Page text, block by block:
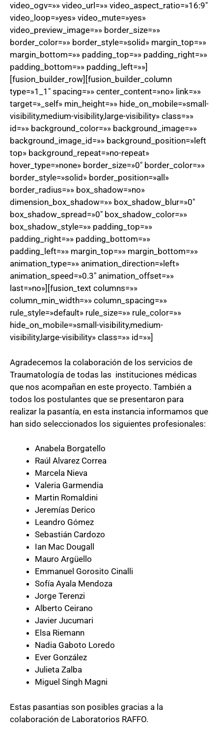
video_ogv=»» video_url=»» video_aspect_ratio=»16:9″
video_loop=»yes» video_mute=»yes»
video_preview_image=»» border_size=»»
border_color=»» border_style=»solid» margin_top=»»
margin_bottom=»» padding_top=»» padding_right=»»
padding_bottom=»» padding_left=»»]
[fusion_builder_row][fusion_builder_column
type=»1_1″ spacing=»» center_content=»no» link=»»
target=»_self» min_height=»» hide_on_mobile=»small-
visibility,medium-visibility,large-visibility» class=»»
id=»» background_color=»» background_image=»»
background_image_id=»» background_position=»left
top» background_repeat=»no-repeat»
hover_type=»none» border_size=»0″ border_color=»»
border_style=»solid» border_position=»all»
border_radius=»» box_shadow=»no»
dimension_box_shadow=»» box_shadow_blur=»0″
box_shadow_spread=»0″ box_shadow_color=»»
box_shadow_style=»» padding_top=»»
padding_right=»» padding_bottom=»»
padding_left=»» margin_top=»» margin_bottom=»»
animation_type=»» animation_direction=»left»
animation_speed=»0.3″ animation_offset=»»
last=»no»][fusion_text columns=»»
column_min_width=»» column_spacing=»»
rule_style=»default» rule_size=»» rule_color=»»
hide_on_mobile=»small-visibility,medium-
visibility,large-visibility» class=»» id=»»]
Agradecemos la colaboración de los servicios de
Traumatología de todas las instituciones médicas
que nos acompañan en este proyecto. También a
todos los postulantes que se presentaron para
realizar la pasantía, en esta instancia informamos que
han sido seleccionados los siguientes profesionales:
Anabela Borgatello
Raúl Alvarez Correa
Marcela Nieva
Valeria Garmendia
Martin Romaldini
Jeremías Derico
Leandro Gómez
Sebastián Cardozo
Ian Mac Dougall
Mauro Argüello
Emmanuel Gorosito Cinalli
Sofía Ayala Mendoza
Jorge Terenzi
Alberto Ceirano
Javier Jucumari
Elsa Riemann
Nadia Gaboto Loredo
Ever González
Julieta Zalba
Miguel Singh Magni
Estas pasantias son posibles gracias a la
colaboración de Laboratorios RAFFO.